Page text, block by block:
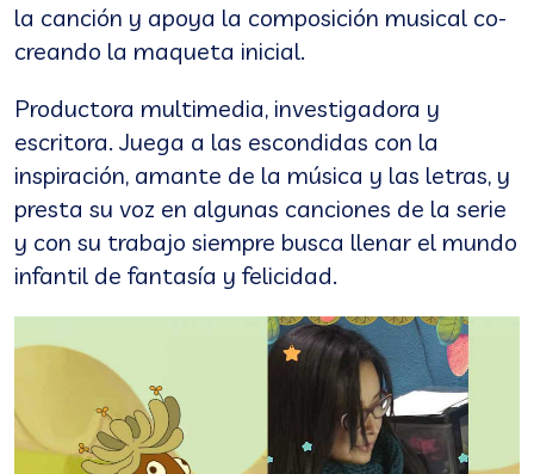
la canción y apoya la composición musical co-
creando la maqueta inicial.
Productora multimedia, investigadora y
escritora. Juega a las escondidas con la
inspiración, amante de la música y las letras, y
presta su voz en algunas canciones de la serie
y con su trabajo siempre busca llenar el mundo
infantil de fantasía y felicidad.